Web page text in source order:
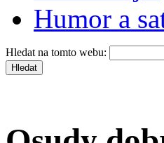
Humor a
Hledat na tomto webu: